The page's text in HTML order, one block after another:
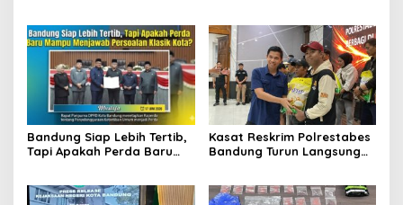
Global Kesehatan
bagi Calon Murid
Bandung Siap Lebih Tertib,
Tapi Apakah Perda Baru
Kasat Reskrim Polrestabes
Bandung Turun Langsung